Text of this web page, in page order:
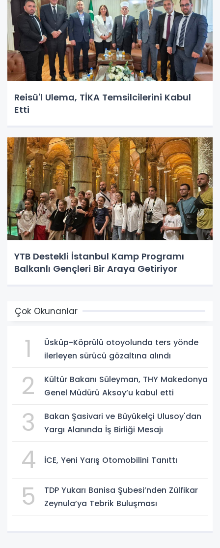
Reisü'l Ulema, TİKA Temsilcilerini Kabul
Etti
YTB Destekli İstanbul Kamp Programı
Balkanlı Gençleri Bir Araya Getiriyor
Çok Okunanlar
1
Üsküp-Köprülü otoyolunda ters yönde
ilerleyen sürücü gözaltına alındı
2
Kültür Bakanı Süleyman, THY Makedonya
Genel Müdürü Aksoy’u kabul etti
3
Bakan Şasivari ve Büyükelçi Ulusoy'dan
Yargı Alanında İş Birliği Mesajı
4 İCE, Yeni Yarış Otomobilini Tanıttı
5
TDP Yukarı Banisa Şubesi’nden Zülfikar
Zeynula’ya Tebrik Buluşması